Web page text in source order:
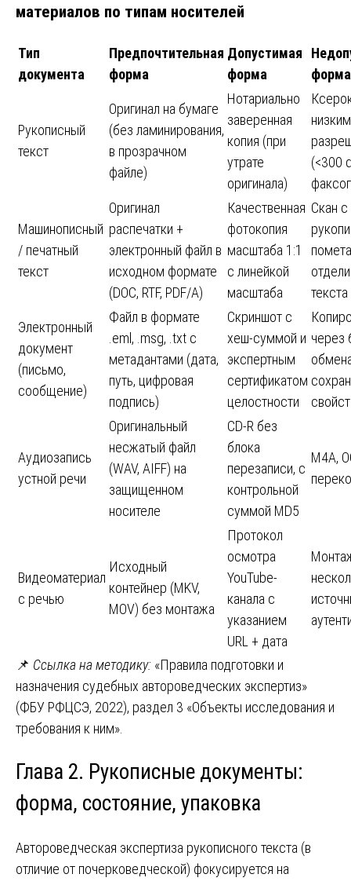
материалов по типам носителей
Тип
документа
Предпочтительная
форма
Допустимая
форма
форма
Рукописный
текст
Оригинал на бумаге
(без ламинирования,
в прозрачном
файле)
Нотариально
заверенная
копия (при
утрате
оригинала)
низким
(<300
Машинописный
/ печатный
текст
Оригинал
распечатки +
электронный файл в
исходном формате
(DOC, RTF, PDF/A)
Качественная
фотокопия
масштаба 1:1
с линейкой
масштаба
Скан с
текста
Электронный
документ
(письмо,
сообщение)
Файл в формате
.eml, .msg, .txt с
метадантами (дата,
путь, цифровая
подпись)
Скриншот с
хеш-суммой и
экспертным
сертификатом
целостности
через
Аудиозапись
устной речи
Оригинальный
несжатый файл
(WAV, AIFF) на
защищенном
носителе
CD-R без
блока
перезаписи, с
контрольной
суммой MD5
M4A,
Видеоматериал
с речью
Исходный
контейнер (MKV,
MOV) без монтажа
Протокол
осмотра
YouTube-
канала с
указанием
URL + дата
📌 Ссылка на методику: «Правила подготовки и
назначения судебных автороведческих экспертиз»
(ФБУ РФЦСЭ, 2022), раздел 3 «Объекты исследования и
требования к ним».
Глава 2. Рукописные документы:
форма, состояние, упаковка
Автороведческая экспертиза рукописного текста (в
отличие от почерковедческой) фокусируется на